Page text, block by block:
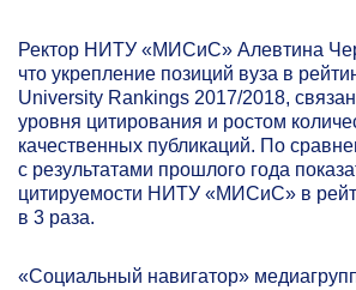
Ректор НИТУ «МИСиС» Алевтина
что укрепление позиций вуза в
University Rankings 2017/2018,
уровня цитирования и ростом
качественных публикаций. По
с результатами прошлого года
цитируемости НИТУ «МИСиС» в
в 3 раза.
«Социальный навигатор»